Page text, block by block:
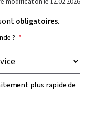
obligatoires.
? *
plus rapide de